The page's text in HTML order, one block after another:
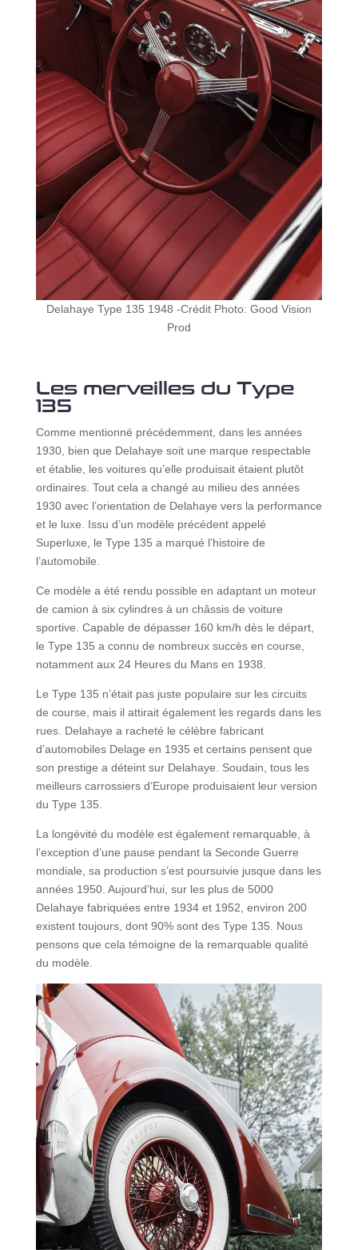
Delahaye Type 135 1948 -Crédit Photo: Good Vision
Prod
Les merveilles du Type
135
Comme mentionné précédemment, dans les années
1930, bien que Delahaye soit une marque respectable
et établie, les voitures qu’elle produisait étaient plutôt
ordinaires. Tout cela a changé au milieu des années
1930 avec l’orientation de Delahaye vers la performance
et le luxe. Issu d’un modèle précédent appelé
Superluxe, le Type 135 a marqué l’histoire de
l’automobile.
Ce modèle a été rendu possible en adaptant un moteur
de camion à six cylindres à un châssis de voiture
sportive. Capable de dépasser 160 km/h dès le départ,
le Type 135 a connu de nombreux succès en course,
notamment aux 24 Heures du Mans en 1938.
Le Type 135 n’était pas juste populaire sur les circuits
de course, mais il attirait également les regards dans les
rues. Delahaye a racheté le célèbre fabricant
d’automobiles Delage en 1935 et certains pensent que
son prestige a déteint sur Delahaye. Soudain, tous les
meilleurs carrossiers d’Europe produisaient leur version
du Type 135.
La longévité du modèle est également remarquable, à
l’exception d’une pause pendant la Seconde Guerre
mondiale, sa production s’est poursuivie jusque dans les
années 1950. Aujourd’hui, sur les plus de 5000
Delahaye fabriquées entre 1934 et 1952, environ 200
existent toujours, dont 90% sont des Type 135. Nous
pensons que cela témoigne de la remarquable qualité
du modèle.